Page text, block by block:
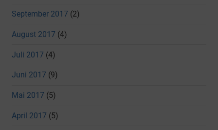
September 2017 (2)
August 2017 (4)
Juli 2017 (4)
Juni 2017 (9)
Mai 2017 (5)
April 2017 (5)